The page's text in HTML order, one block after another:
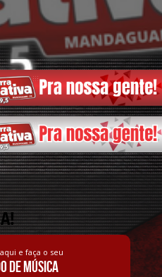
e faça o seu
de Música